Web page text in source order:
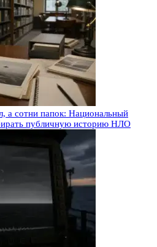
а сотни папок: Национальный
публичную историю НЛО